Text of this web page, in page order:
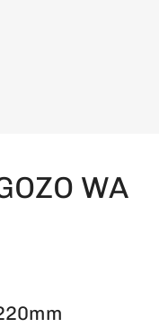
WA